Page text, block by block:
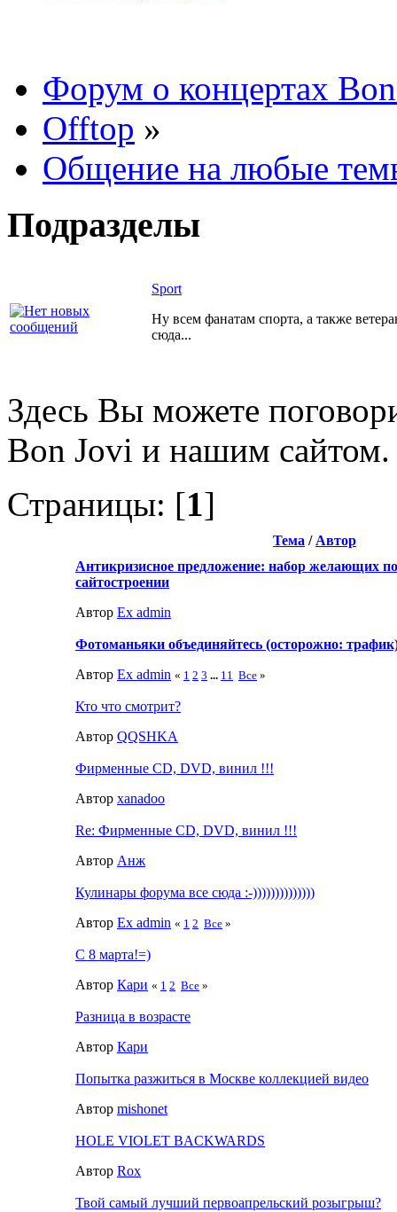
Форум о концертах
Offtop »
Общение на любые
Подразделы
Sport
Ну всем фанатам спорта, а также
сюда...
Здесь Вы можете
Bon Jovi и нашим сайтом.
Страницы: [1]
Тема / Автор
Антикризисное предложение: набор желающих
сайтостроении
Автор Ex admin
Фотоманьяки объединяйтесь (осторожно:
Автор Ex admin « 1 2 3 ... 11 Все »
Кто что смотрит?
Автор QQSHKA
Фирменные CD, DVD, винил !!!
Автор xanadoo
Re: Фирменные CD, DVD, винил !!!
Автор Анж
Кулинары форума все сюда :-))))))))))))))
Автор Ex admin « 1 2 Все »
C 8 марта!=)
Автор Кари « 1 2 Все »
Разница в возрасте
Автор Кари
Попытка разжиться в Москве коллекцией видео
Автор mishonet
HOLE VIOLET BACKWARDS
Автор Rox
Твой самый лучший первоапрельский розыгрыш?